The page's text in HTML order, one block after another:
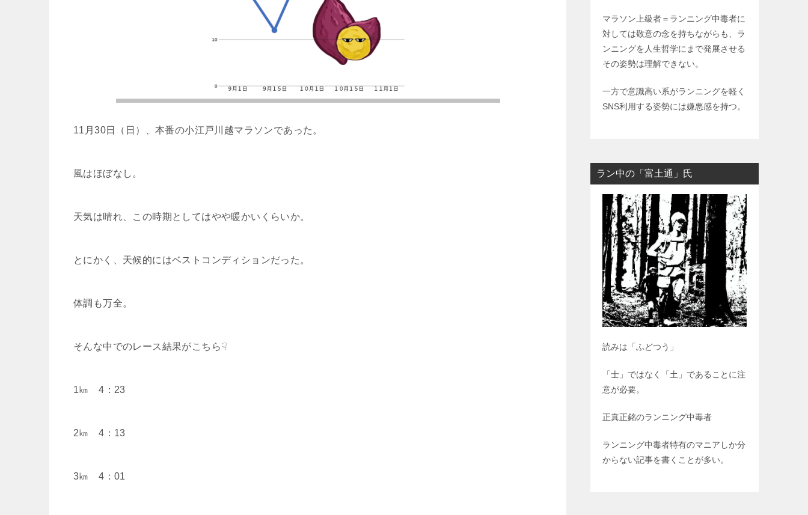
11月30日（日）、本番の小江戸川越マラソンであった。
風はほぼなし。
天気は晴れ、この時期としてはやや暖かいくらいか。
とにかく、天候的にはベストコンディションだった。
体調も万全。
そんな中でのレース結果がこちら☟
1㎞ 4：23
2㎞ 4：13
3㎞ 4：01
マラソン上級者＝ランニング中毒者に
対しては敬意の念を持ちながらも、ラ
ンニングを人生哲学にまで発展させる
その姿勢は理解できない。
一方で意識高い系がランニングを軽く
SNS利用する姿勢には嫌悪感を持つ。
ラン中の「富土通」氏
読みは「ふどつう」
「士」ではなく「土」であることに注
意が必要。
正真正銘のランニング中毒者
ランニング中毒者特有のマニアしか分
からない記事を書くことが多い。